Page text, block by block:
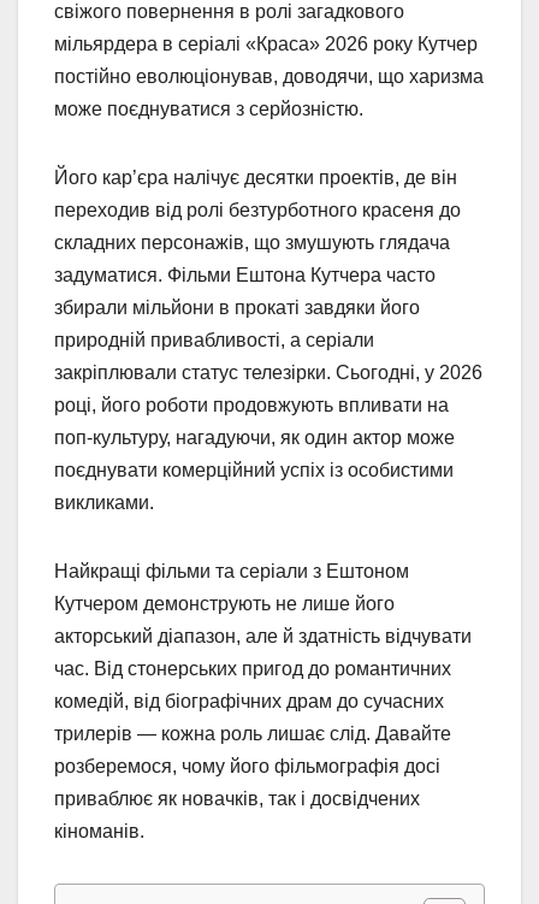
свіжого повернення в ролі загадкового
мільярдера в серіалі «Краса» 2026 року Кутчер
постійно еволюціонував, доводячи, що харизма
може поєднуватися з серйозністю.
Його кар’єра налічує десятки проектів, де він
переходив від ролі безтурботного красеня до
складних персонажів, що змушують глядача
задуматися. Фільми Ештона Кутчера часто
збирали мільйони в прокаті завдяки його
природній привабливості, а серіали
закріплювали статус телезірки. Сьогодні, у 2026
році, його роботи продовжують впливати на
поп-культуру, нагадуючи, як один актор може
поєднувати комерційний успіх із особистими
викликами.
Найкращі фільми та серіали з Ештоном
Кутчером демонструють не лише його
акторський діапазон, але й здатність відчувати
час. Від стонерських пригод до романтичних
комедій, від біографічних драм до сучасних
трилерів — кожна роль лишає слід. Давайте
розберемося, чому його фільмографія досі
приваблює як новачків, так і досвідчених
кіноманів.